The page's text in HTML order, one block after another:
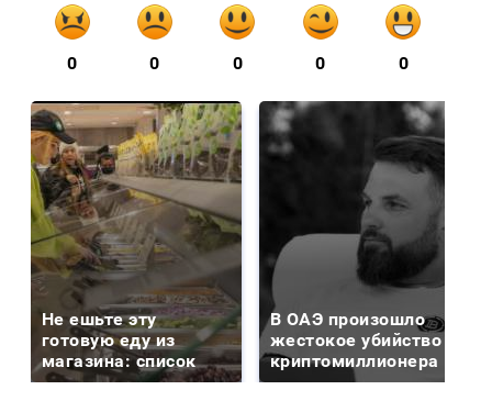
0 0 0 0 0
Не ешьте эту
готовую еду из
магазина: список
В ОАЭ произошло
жестокое убийство
криптомиллионера